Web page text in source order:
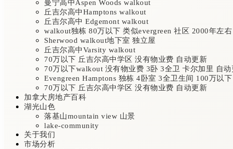
曼宁高中Aspen Woods walkout
丘吉尔高中Hamptons walkout
丘吉尔高中 Edgemont walkout
walkout独栋 80万以下 类似evergreen 社区 2000年左右
Sherwood walkout地下室 独立屋
丘吉尔高中Varsity walkout
70万以下 丘吉尔高中学区 没有物业费 自动更新
70万以下walkout 没有物业费 3卧 3全卫 卡尔加里 自动
Evengreen Hamptons 独栋 4卧室 3全卫生间 100万以
70万以下 丘吉尔高中学区 没有物业费 自动更新
加拿大房地产百科
湖光山色
落基山mountain view 山景
lake-community
关于我们
市场分析